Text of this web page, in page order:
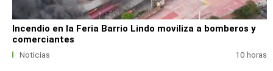
Incendio en la Feria Barrio Lindo moviliza a bomberos y
comerciantes
Noticias 10 horas